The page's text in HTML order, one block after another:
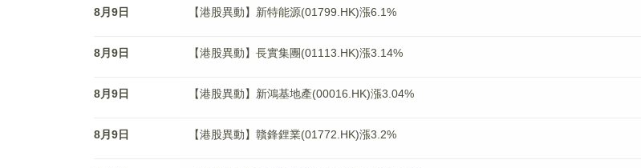
8月9日 【港股異動】新特能源(01799.HK)漲6.1%
8月9日 【港股異動】長實集團(01113.HK)漲3.14%
8月9日 【港股異動】新鴻基地產(00016.HK)漲3.04%
8月9日 【港股異動】贛鋒鋰業(01772.HK)漲3.2%